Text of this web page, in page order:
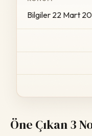
Bilgiler 22 Mart
Öne Çıkan 3